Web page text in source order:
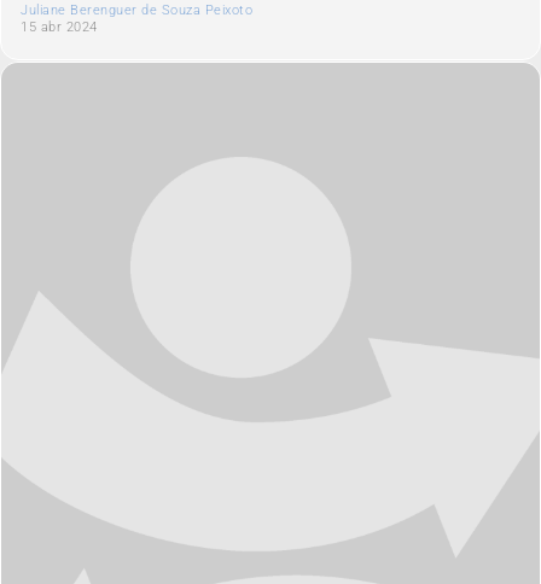
Juliane Berenguer de Souza Peixoto
15 abr 2024